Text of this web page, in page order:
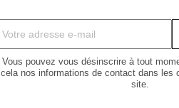
Vous pouvez vous désinscrire à tout
cela nos informations de contact dans les
site.